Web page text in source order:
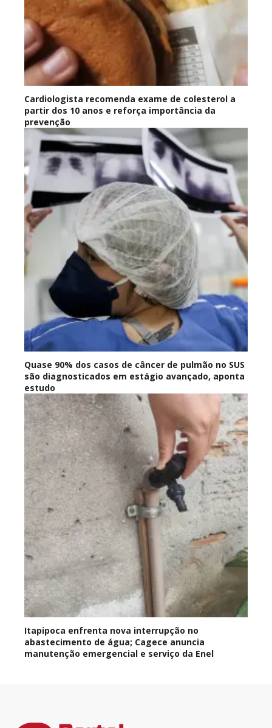
Cardiologista recomenda exame de colesterol a
partir dos 10 anos e reforça importância da
prevenção
Quase 90% dos casos de câncer de pulmão no SUS
são diagnosticados em estágio avançado, aponta
estudo
Itapipoca enfrenta nova interrupção no
abastecimento de água; Cagece anuncia
manutenção emergencial e serviço da Enel